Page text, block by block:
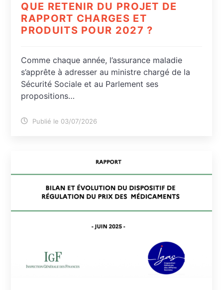
QUE RETENIR DU PROJET DE
RAPPORT CHARGES ET
PRODUITS POUR 2027 ?
Comme chaque année, l’assurance maladie
s’apprête à adresser au ministre chargé de la
Sécurité Sociale et au Parlement ses
propositions…
Publié le 03/07/2026